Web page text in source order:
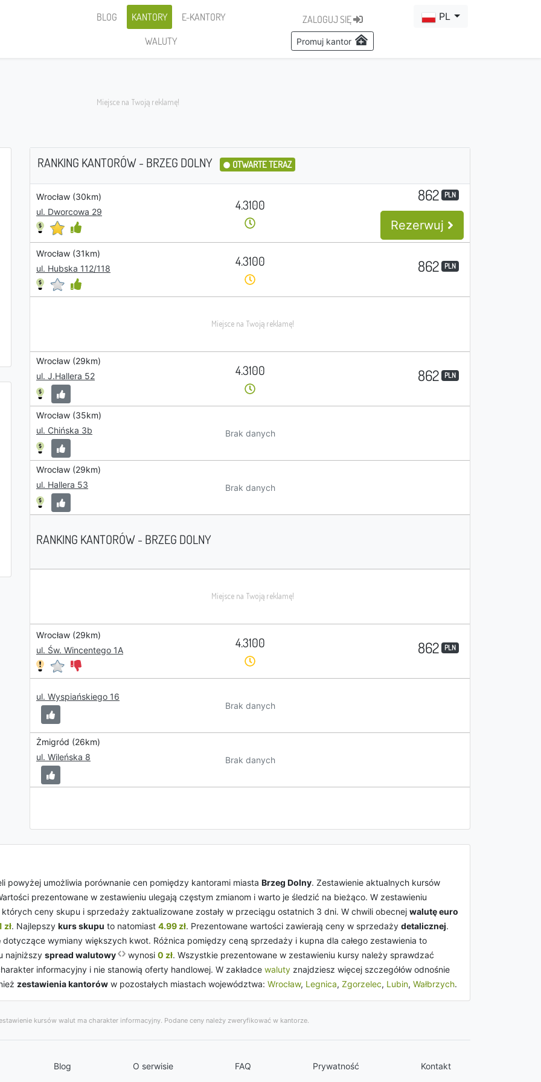
BLOG KANTORY
E-KANTORY
WALUTY
ZALOGUJ SIĘ
Promuj kantor
PL
Sprzedaję
RANKING KANTORÓW - BRZEG DOLNY OTWARTE TERAZ
Wrocław (30km)
ul. Dworcowa 29
4.3100
862 PLN
Rezerwuj
Wrocław (31km)
ul. Hubska 112/118
4.3100 862 PLN
Wrocław (29km)
ul. J.Hallera 52
4.3100 862 PLN
Wrocław (35km)
ul. Chińska 3b
Brak danych
Wrocław (29km)
ul. Hallera 53
Brak danych
RANKING KANTORÓW - BRZEG DOLNY
Wrocław (29km)
ul. Św. Wincentego 1A
4.3100 862 PLN
ul. Wyspiańskiego 16
Brak danych
Żmigród (26km)
ul. Wileńska 8
Brak danych
powyżej umożliwia porównanie cen pomiędzy kantorami miasta Brzeg Dolny. Zestawienie aktualnych kursów
prezentowane w zestawieniu ulegają częstym zmianom i warto je śledzić na bieżąco. W zestawieniu
których ceny skupu i sprzedaży zaktualizowane zostały w przeciągu ostatnich 3 dni. W chwili obecnej walutę euro
zł. Najlepszy kurs skupu to natomiast 4.99 zł. Prezentowane wartości zawierają ceny w sprzedaży detalicznej.
dotyczące wymiany większych kwot. Różnica pomiędzy ceną sprzedaży i kupna dla całego zestawienia to
najniższy spread walutowy wynosi 0 zł. Wszystkie prezentowane w zestawieniu kursy należy sprawdzać
informacyjny i nie stanowią oferty handlowej. W zakładce waluty znajdziesz więcej szczegółów odnośnie
zestawienia kantorów w pozostałych miastach województwa: Wrocław, Legnica, Zgorzelec, Lubin, Wałbrzych.
kursów walut ma charakter informacyjny. Podane ceny należy zweryfikować w kantorze.
Blog O serwisie FAQ Prywatność Kontakt